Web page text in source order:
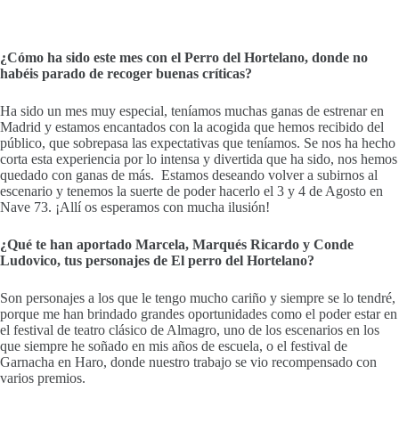
¿Cómo ha sido este mes con el Perro del Hortelano, donde no
habéis parado de recoger buenas críticas?
Ha sido un mes muy especial, teníamos muchas ganas de estrenar en
Madrid y estamos encantados con la acogida que hemos recibido del
público, que sobrepasa las expectativas que teníamos. Se nos ha hecho
corta esta experiencia por lo intensa y divertida que ha sido, nos hemos
quedado con ganas de más. Estamos deseando volver a subirnos al
escenario y tenemos la suerte de poder hacerlo el 3 y 4 de Agosto en
Nave 73. ¡Allí os esperamos con mucha ilusión!
¿Qué te han aportado Marcela, Marqués Ricardo y Conde
Ludovico, tus personajes de El perro del Hortelano?
Son personajes a los que le tengo mucho cariño y siempre se lo tendré,
porque me han brindado grandes oportunidades como el poder estar en
el festival de teatro clásico de Almagro, uno de los escenarios en los
que siempre he soñado en mis años de escuela, o el festival de
Garnacha en Haro, donde nuestro trabajo se vio recompensado con
varios premios.